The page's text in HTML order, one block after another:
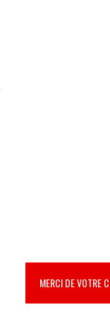
MERCI DE VOTRE